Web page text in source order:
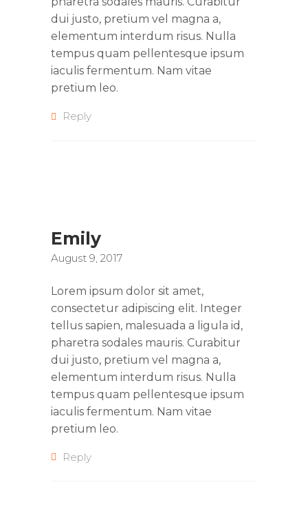
dui justo, pretium vel magna a,
elementum interdum risus. Nulla
tempus quam pellentesque ipsum
iaculis fermentum. Nam vitae
pretium leo.
Reply
Emily
August 9, 2017
Lorem ipsum dolor sit amet,
consectetur adipiscing elit. Integer
tellus sapien, malesuada a ligula id,
pharetra sodales mauris. Curabitur
dui justo, pretium vel magna a,
elementum interdum risus. Nulla
tempus quam pellentesque ipsum
iaculis fermentum. Nam vitae
pretium leo.
Reply